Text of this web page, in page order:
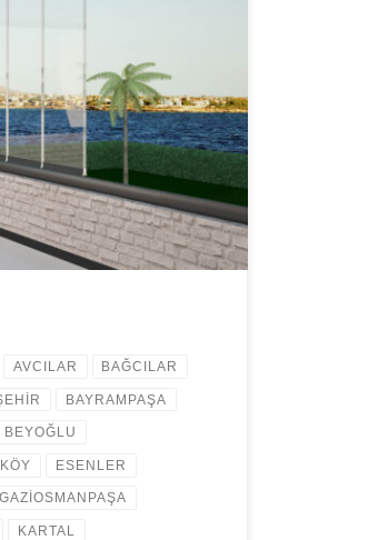
daha kullanışlı bir hale
çözümler istiyorsanız cam
etmek için yaptırmak
bu konuda tecrübeli firmaları
AVCILAR BAĞCILAR
BAYRAMPAŞA
BEYOĞLU
ESENLER
GAZİOSMANPAŞA
KARTAL